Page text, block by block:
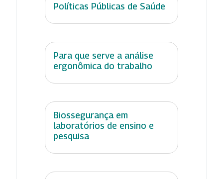
Políticas Públicas de Saúde
Para que serve a análise
ergonômica do trabalho
Biossegurança em
laboratórios de ensino e
pesquisa